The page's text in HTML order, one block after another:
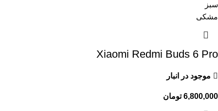
سبز
مشکی
Xiaomi Redmi Buds 6 Pro
موجود در انبار
6,800,000 تومان